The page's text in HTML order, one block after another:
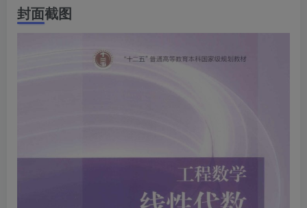
封面截图